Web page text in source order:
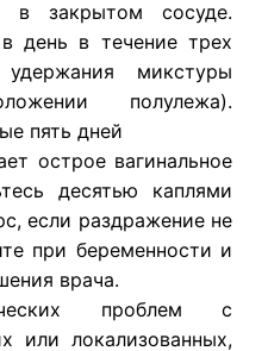
в закрытом сосуде.
день в течение трех
микстуры
полулежа).
пять дней
острое вагинальное
десятью каплями
если раздражение не
при беременности и
врача.
проблем с
или локализованных,